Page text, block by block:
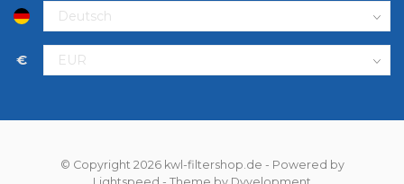
€
© Copyright 2026 kwl-filtershop.de - Powered by